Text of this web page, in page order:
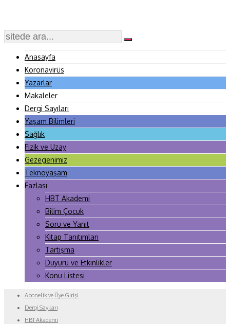
Anasayfa
Koronavirüs
Yazarlar
Makaleler
Dergi Sayıları
Yaşam Bilimleri
Sağlık
Fizik ve Uzay
Gezegenimiz
Teknoyaşam
Fazlası
HBT Akademi
Bilim Çocuk
Soru ve Yanıt
Kitap Tanıtımları
Tartışma
Duyuru ve Etkinlikler
Konu Listesi
Abonelik ve Üye Girişi
Dergi Sayıları
HBT Akademi